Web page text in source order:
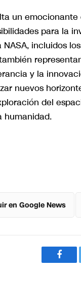
un
para la
incluidos
y la
nuevos
del
humanidad.
en Google News